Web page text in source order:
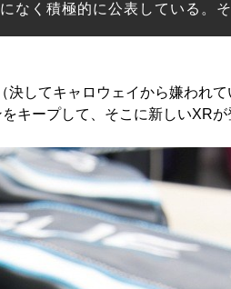
く積極的に公表している。
してキャロウェイから嫌われ
キープして、そこに新しいXRが